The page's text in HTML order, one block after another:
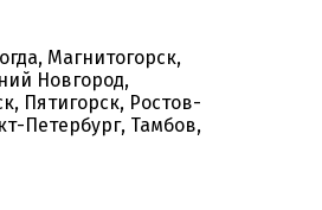
Магнитогорск,
Новгород,
Пятигорск, Ростов-
Петербург, Тамбов,